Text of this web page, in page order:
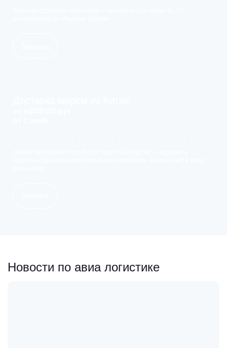
Новости по авиа логистике